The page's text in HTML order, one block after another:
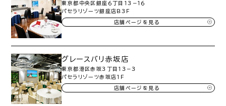
東京都中央区銀座６丁目１３−１６
パセラリゾーツ銀座店Ｂ３Ｆ
店舗ページを見る
グレースバリ赤坂店
東京都港区赤坂３丁目１３−３
パセラリゾーツ赤坂店１Ｆ
店舗ページを見る